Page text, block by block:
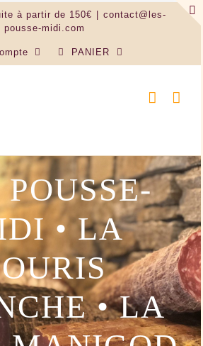
à partir de 150€
contact@les-
pousse-midi.com
PANIER
• LA
• LA